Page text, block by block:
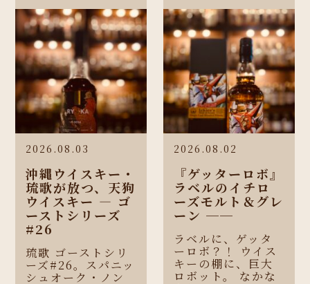
2026.08.03
沖縄ウイスキー・
琉歌が放つ、天狗
ウイスキー ― ゴ
ーストシリーズ
#26
琉歌 ゴーストシリ
ーズ#26。スパニッ
シュオーク・ノン
2026.08.02
『ゲッターロボ』
ラベルのイチロ
ーズモルト＆グレ
ーン ──
ラベルに、ゲッタ
ーロボ？！ ウイス
キーの棚に、巨大
ロボット。 なかな